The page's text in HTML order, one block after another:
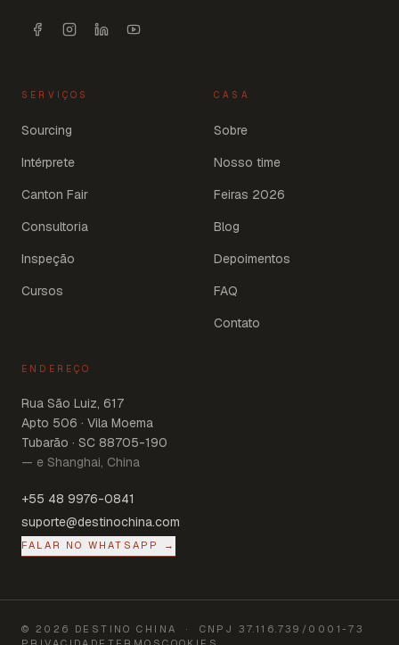
SERVIÇOS
Sourcing
Intérprete
Canton Fair
Consultoria
Inspeção
Cursos
CASA
Sobre
Nosso time
Feiras 2026
Blog
Depoimentos
FAQ
Contato
ENDEREÇO
Rua São Luiz, 617
Apto 506 · Vila Moema
Tubarão · SC 88705-190
— e Shanghai, China
+55 48 9976-0841
suporte@destinochina.com
FALAR NO WHATSAPP →
© 2026 DESTINO CHINA · CNPJ 37.116.739/0001-73